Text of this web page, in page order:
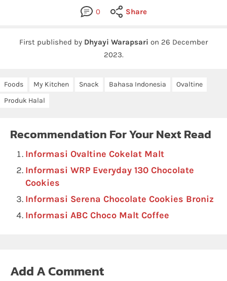
0 Share
First published by Dhyayi Warapsari on 26 December
2023.
Foods My Kitchen Snack Bahasa Indonesia
Ovaltine
Produk Halal
Recommendation For Your Next Read
Informasi Ovaltine Cokelat Malt
Informasi WRP Everyday 130 Chocolate
Cookies
Informasi Serena Chocolate Cookies Broniz
Informasi ABC Choco Malt Coffee
Add A Comment